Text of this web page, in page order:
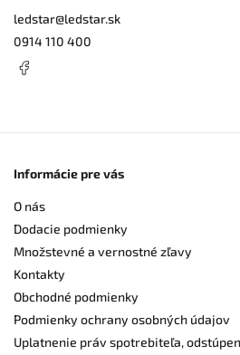
ledstar@ledstar.sk
0914 110 400
Informácie pre vás
O nás
Dodacie podmienky
Množstevné a vernostné zľavy
Kontakty
Obchodné podmienky
Podmienky ochrany osobných údajov
Uplatnenie práv spotrebiteľa,